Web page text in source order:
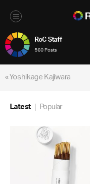
RoC Staff
560 Posts
« Yoshikage Kajiwara
Latest Popular